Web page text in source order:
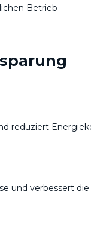
Betrieb
reduziert
und verbessert